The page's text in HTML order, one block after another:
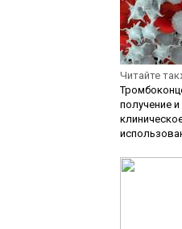
Читайте
получение и